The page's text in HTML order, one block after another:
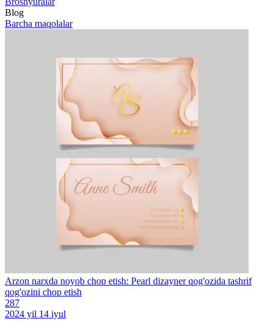
Blog
Barcha maqolalar
Arzon narxda noyob chop etish: Pearl dizayner qog'ozida tashrif
qog'ozini chop etish
287
2024 yil 14 iyul